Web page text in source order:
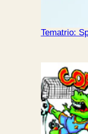
Tematrio: